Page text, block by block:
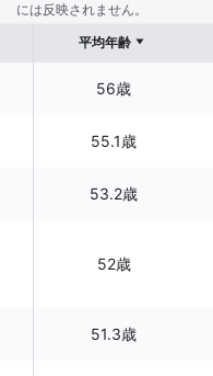
には反映されません。
平均年齢
56歳
55.1歳
53.2歳
52歳
51.3歳